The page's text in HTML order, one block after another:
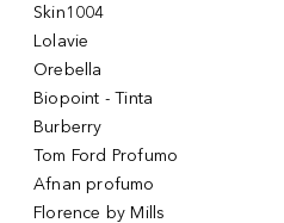
Skin1004
Lolavie
Orebella
Biopoint - Tinta
Burberry
Tom Ford Profumo
Afnan profumo
Florence by Mills